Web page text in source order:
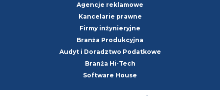
Agencje reklamowe
Kancelarie prawne
Firmy inżynieryjne
Branża Produkcyjna
Audyt i Doradztwo Podatkowe
Branża Hi-Tech
Software House